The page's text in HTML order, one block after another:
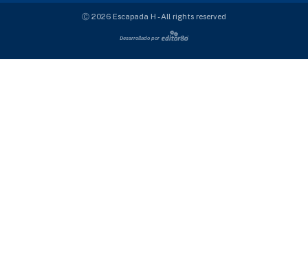
Ⓒ 2026 Escapada H - All rights reserved
Desarrollado por